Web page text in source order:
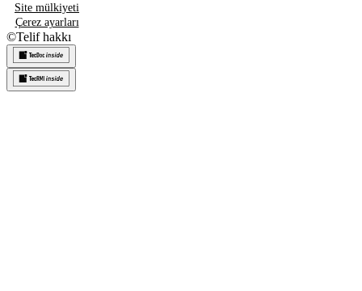
Site mülkiyeti
Çerez ayarları
©Telif hakkı